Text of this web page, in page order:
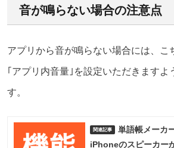
音が鳴らない場合の注意点
アプリから音が鳴らない場合には、こ
｢アプリ内音量｣を設定いただきますよ
す。
単語帳メーカ
iPhoneのスピーカー